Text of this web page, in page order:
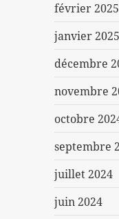
février 2025
janvier 2025
décembre
novembre
octobre
septembre
juillet 2024
juin 2024